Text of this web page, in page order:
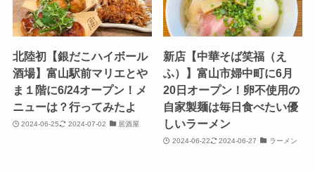
北陸初【銀だこハイボール
酒場】富山駅前マリエとや
ま１階に6/24オープン！メ
ニューは？行ってみたよ
2024-06-25 2024-07-02 居酒屋
新店【中華そば笑福（え
ふ）】富山市婦中町に6月
20日オープン！卵不使用の
自家製麺は毎日食べたい優
しいラーメン
2024-06-22 2024-06-27 ラーメン